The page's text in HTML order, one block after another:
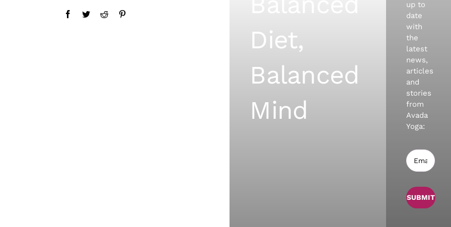
Diet,
Balanced
Mind
up to
date
with
the
latest
news,
articles
and
stories
from
Avada
Yoga:
SUBMIT